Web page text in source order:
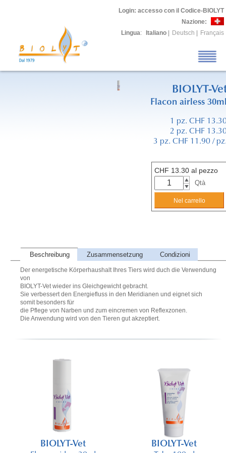
Login: accesso con il Codice-BIOLYT
Nazione:
Lingua: Italiano Deutsch Français
BIOLYT-
Flacon airless
1 pz. CHF
2 pz. CHF
3 pz. CHF 11.90 /
CHF 13.30 al pezzo
Qtà
Beschreibung Zusammensetzung Condizioni
Der energetische Körperhaushalt Ihres Tiers wird duch die Verwendung
von
BIOLYT-Vet wieder ins Gleichgewicht gebracht.
Sie verbessert den Energiefluss in den Meridianen und eignet sich
somit besonders für
die Pflege von Narben und zum eincremen von Reflexzonen.
Die Anwendung wird von den Tieren gut akzeptiert.
BIOLYT-Vet BIOLYT-Vet